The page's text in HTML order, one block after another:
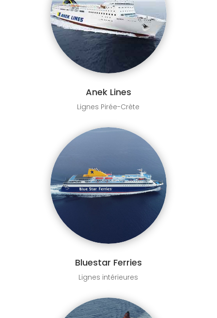
Anek Lines
Lignes Pirée-Crète
Bluestar Ferries
Lignes intérieures